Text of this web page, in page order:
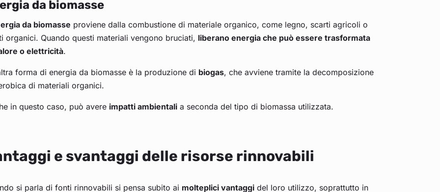
da biomasse
da biomasse proviene dalla combustione di materiale organico, come legno, scarti agricoli o
organici. Quando questi materiali vengono bruciati, liberano energia che può essere trasformata
o elettricità.
forma di energia da biomasse è la produzione di biogas, che avviene tramite la decomposizione
di materiali organici.
in questo caso, può avere impatti ambientalia seconda del tipo di biomassa utilizzata.
e svantaggi delle risorse rinnovabili
si parla di fonti rinnovabili si pensa subito ai molteplici vantaggidel loro utilizzo, soprattutto in